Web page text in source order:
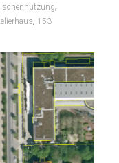
,
, 153